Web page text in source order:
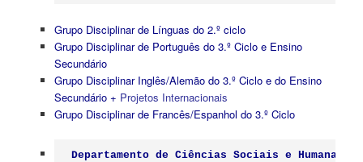
Grupo Disciplinar de Línguas do 2.º ciclo
Grupo Disciplinar de Português do 3.º Ciclo e Ensino
Secundário
Grupo Disciplinar Inglês/Alemão do 3.º Ciclo e do Ensino
Secundário+ Projetos Internacionais
Grupo Disciplinar de Francês/Espanhol do 3.º Ciclo
Departamento de Ciências Sociais e Humanas